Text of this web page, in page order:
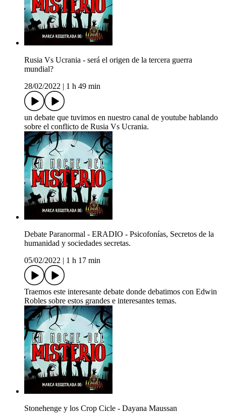
Rusia Vs Ucrania - será el origen de la tercera guerra
mundial?
28/02/2022
1 h 49 min
un debate que tuvimos en nuestro canal de youtube hablando
sobre el conflicto de Rusia Vs Ucrania.
Debate Paranormal - ERADIO - Psicofonías, Secretos de la
humanidad y sociedades secretas.
05/02/2022
1 h 17 min
Traemos este interesante debate donde debatimos con Edwin
Robles sobre estos grandes e interesantes temas.
Stonehenge y los Crop Cicle - Dayana Maussan